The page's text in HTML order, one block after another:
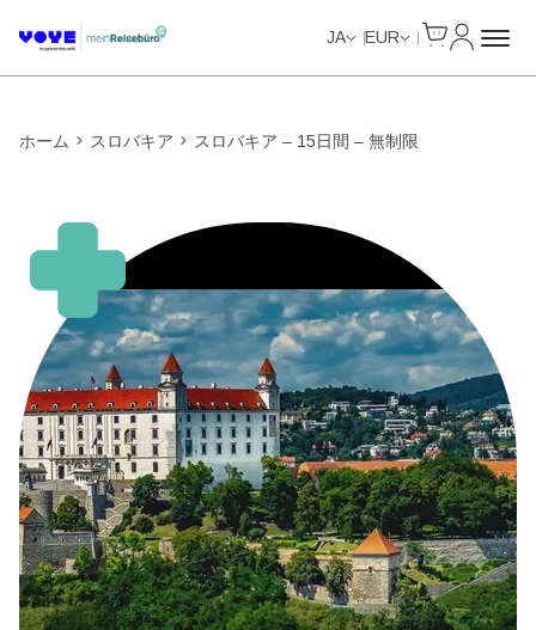
JA EUR
ホーム スロバキア スロバキア – 15日間 – 無制限